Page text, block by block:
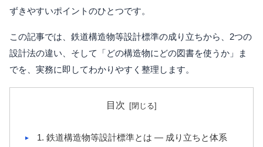
ずきやすいポイントのひとつです。
この記事では、鉄道構造物等設計標準の成り立ちから、2つの
設計法の違い、そして「どの構造物にどの図書を使うか」ま
でを、実務に即してわかりやすく整理します。
目次
1. 鉄道構造物等設計標準とは ― 成り立ちと体系